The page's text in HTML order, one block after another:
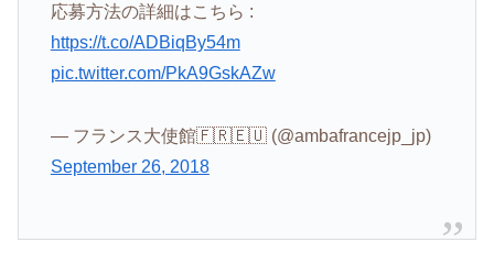
応募方法の詳細はこちら :
https://t.co/ADBiqBy54m
pic.twitter.com/PkA9GskAZw
— フランス大使館🇫🇷🇪🇺 (@ambafrancejp_jp)
September 26, 2018